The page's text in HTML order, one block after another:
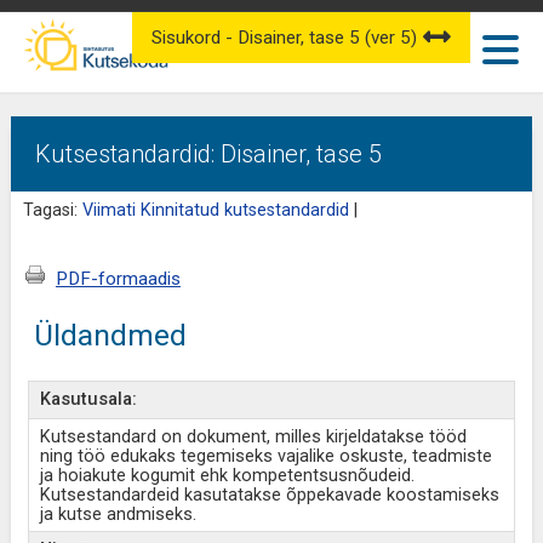
Kutsestandardid: Disainer, tase 5
Tagasi: Viimati Kinnitatud kutsestandardid
Sisukord - Disainer, tase 5 (ver 5)
PDF-formaadis
Üldandmed
Kasutusala:
Kutsestandard on dokument, milles kirjeldatakse tööd
ning töö edukaks tegemiseks vajalike oskuste, teadmiste
ja hoiakute kogumit ehk kompetentsusnõudeid.
Kutsestandardeid kasutatakse õppekavade koostamiseks
ja kutse andmiseks.